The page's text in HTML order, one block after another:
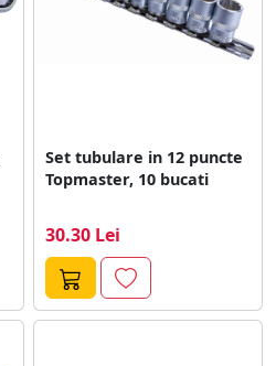
Set tubulare in 12 puncte
Topmaster, 10 bucati
30.30 Lei